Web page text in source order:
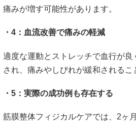
痛みが増す可能性があります。
・4：血流改善で痛みの軽減
適度な運動とストレッチで血行が良
され、痛みやしびれが緩和されるこ
・5：実際の成功例も存在する
筋膜整体フィジカルケアでは、2ヶ